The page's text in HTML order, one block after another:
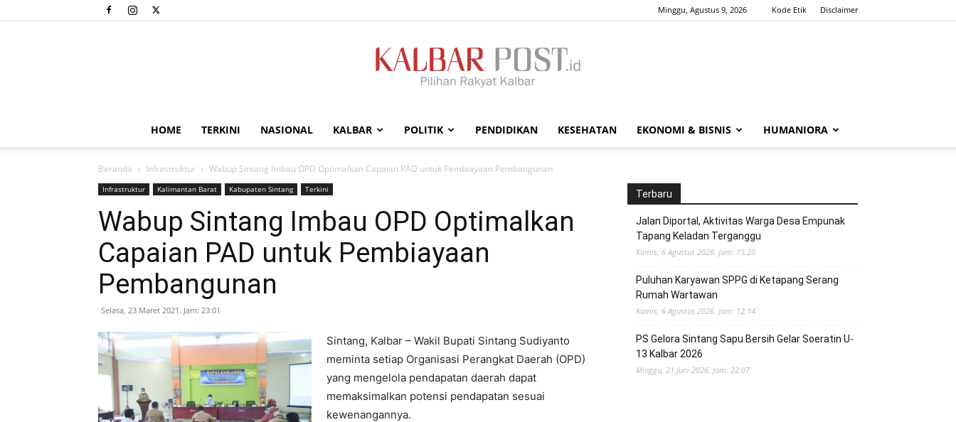
Minggu, Agustus 9, 2026 Kode Etik Disclaimer
HOME TERKINI NASIONAL KALBAR POLITIK PENDIDIKAN KESEHATAN EKONOMI & BISNIS HUMANIORA
Beranda Infrastruktur Wabup Sintang Imbau OPD Optimalkan Capaian PAD untuk Pembiayaan Pembangunan
Infrastruktur Kalimantan Barat Kabupaten Sintang Terkini
Wabup Sintang Imbau OPD Optimalkan
Capaian PAD untuk Pembiayaan
Pembangunan
Selasa, 23 Maret 2021. Jam: 23:01
Sintang, Kalbar – Wakil Bupati Sintang Sudiyanto
meminta setiap Organisasi Perangkat Daerah (OPD)
yang mengelola pendapatan daerah dapat
memaksimalkan potensi pendapatan sesuai
kewenangannya.
Terbaru
Jalan Diportal, Aktivitas Warga Desa Empunak
Tapang Keladan Terganggu
Kamis, 6 Agustus 2026. Jam: 15:20
Puluhan Karyawan SPPG di Ketapang Serang
Rumah Wartawan
Kamis, 6 Agustus 2026. Jam: 12:14
PS Gelora Sintang Sapu Bersih Gelar Soeratin U-
13 Kalbar 2026
Minggu, 21 Juni 2026. Jam: 22:07